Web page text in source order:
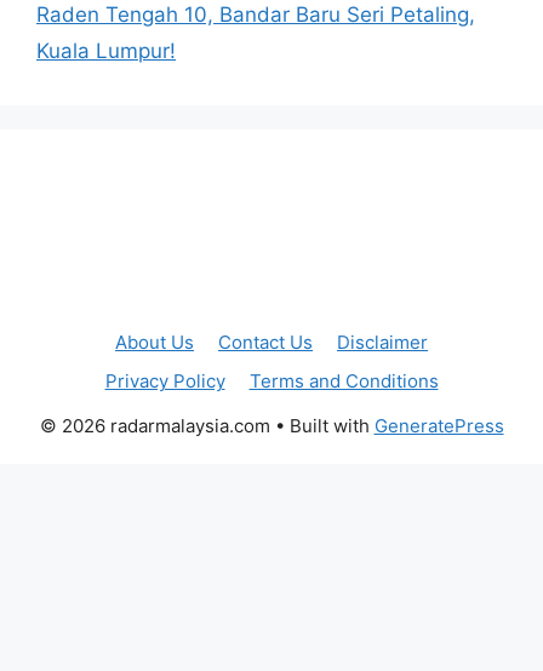
Raden Tengah 10, Bandar Baru Seri Petaling,
Kuala Lumpur!
About Us Contact Us
Disclaimer
Privacy Policy
Terms and Conditions
© 2026 radarmalaysia.com • Built with GeneratePress